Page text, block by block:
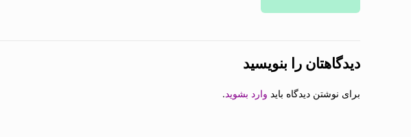
دیدگاهتان را بنویسید
برای نوشتن دیدگاه باید وارد بشوید.